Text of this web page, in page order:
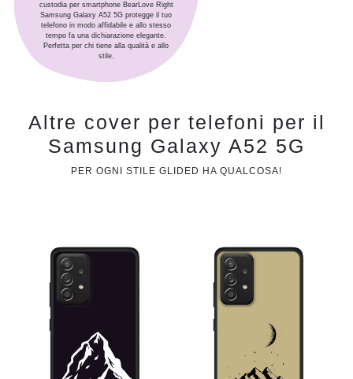
custodia per smartphone BearLove Right
Samsung Galaxy A52 5G protegge il tuo
telefono in modo affidabile e allo stesso
tempo fa una dichiarazione elegante.
Perfetta per chi tiene alla qualità e allo
stile.
Altre cover per telefoni per il
Samsung Galaxy A52 5G
PER OGNI STILE GLIDED HA QUALCOSA!